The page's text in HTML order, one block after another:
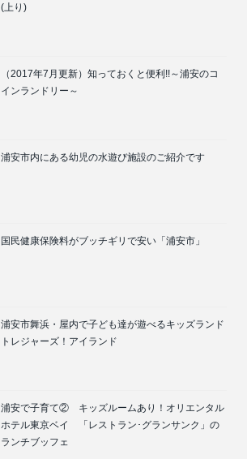
(上り)
（2017年7月更新）知っておくと便利!!～浦安のコ
インランドリー～
浦安市内にある幼児の水遊び施設のご紹介です
国民健康保険料がブッチギリで安い「浦安市」
浦安市舞浜・屋内で子ども達が遊べるキッズランド
トレジャーズ！アイランド
浦安で子育て② キッズルームあり！オリエンタル
ホテル東京ベイ 「レストラン･グランサンク」の
ランチブッフェ